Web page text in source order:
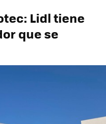
Lidl tiene
que se